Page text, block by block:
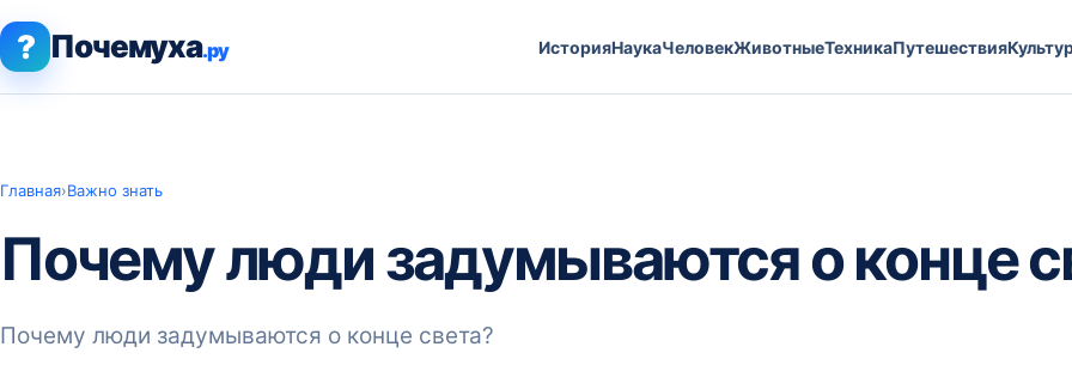
? Почемуха.ру ИсторияНаукаЧеловекЖивотныеТехникаПутешествия
Главная›Важно знать
Почему люди задумываются о конце
Почему люди задумываются о конце света?